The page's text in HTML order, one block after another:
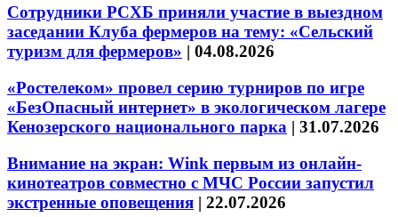
Сотрудники РСХБ приняли участие в выездном
заседании Клуба фермеров на тему: «Сельский
туризм для фермеров» | 04.08.2026
«Ростелеком» провел серию турниров по игре
«БезОпасный интернет» в экологическом лагере
Кенозерского национального парка | 31.07.2026
Внимание на экран: Wink первым из онлайн-
кинотеатров совместно с МЧС России запустил
экстренные оповещения | 22.07.2026